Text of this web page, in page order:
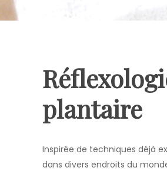
plantaire
Inspirée de techniques déjà
dans divers endroits du